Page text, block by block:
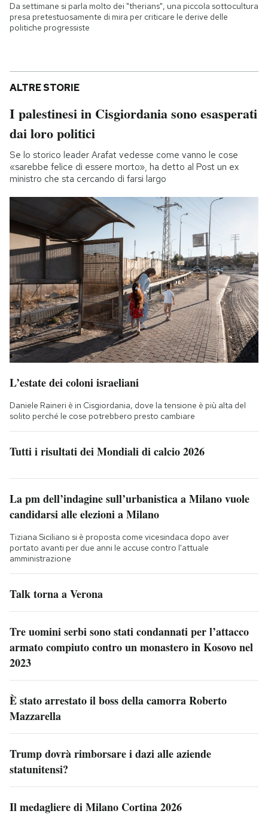
Da settimane si parla molto dei "therians", una piccola sottocultura
presa pretestuosamente di mira per criticare le derive delle
politiche progressiste
ALTRE STORIE
I palestinesi in Cisgiordania sono esasperati
dai loro politici
Se lo storico leader Arafat vedesse come vanno le cose
«sarebbe felice di essere morto», ha detto al Post un ex
ministro che sta cercando di farsi largo
L’estate dei coloni israeliani
Daniele Raineri è in Cisgiordania, dove la tensione è più alta del
solito perché le cose potrebbero presto cambiare
Tutti i risultati dei Mondiali di calcio 2026
La pm dell’indagine sull’urbanistica a Milano vuole
candidarsi alle elezioni a Milano
Tiziana Siciliano si è proposta come vicesindaca dopo aver
portato avanti per due anni le accuse contro l'attuale
amministrazione
Talk torna a Verona
Tre uomini serbi sono stati condannati per l’attacco
armato compiuto contro un monastero in Kosovo nel
2023
È stato arrestato il boss della camorra Roberto
Mazzarella
Trump dovrà rimborsare i dazi alle aziende
statunitensi?
Il medagliere di Milano Cortina 2026